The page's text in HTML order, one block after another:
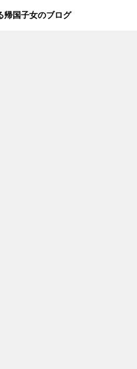
国子女のブログ